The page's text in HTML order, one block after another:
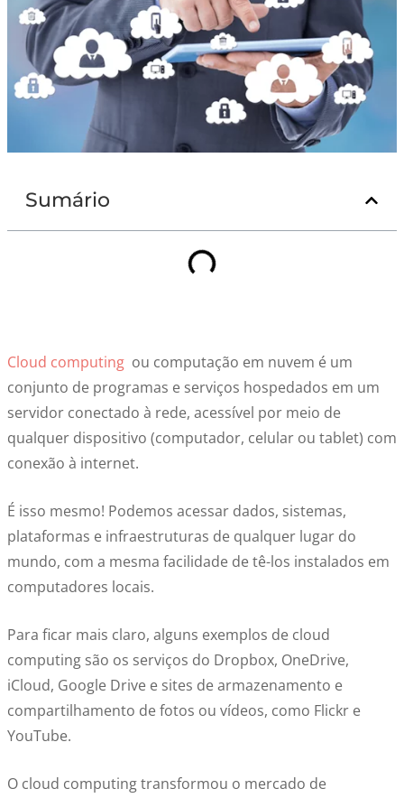
Sumário
Cloud computing ou computação em nuvem é um
conjunto de programas e serviços hospedados em um
servidor conectado à rede, acessível por meio de
qualquer dispositivo (computador, celular ou tablet) com
conexão à internet.
É isso mesmo! Podemos acessar dados, sistemas,
plataformas e infraestruturas de qualquer lugar do
mundo, com a mesma facilidade de tê-los instalados em
computadores locais.
Para ficar mais claro, alguns exemplos de cloud
computing são os serviços do Dropbox, OneDrive,
iCloud, Google Drive e sites de armazenamento e
compartilhamento de fotos ou vídeos, como Flickr e
YouTube.
O cloud computing transformou o mercado de